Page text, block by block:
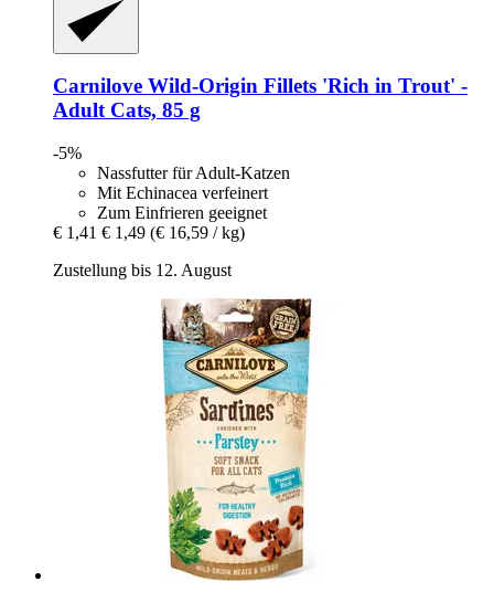
Carnilove Wild-​Origin Fillets 'Rich in Trout' -​
Adult Cats, 85 g
-5%
Nassfutter für Adult-Katzen
Mit Echinacea verfeinert
Zum Einfrieren geeignet
€ 1,41 € 1,49 (€ 16,59 / kg)
Zustellung bis 12. August